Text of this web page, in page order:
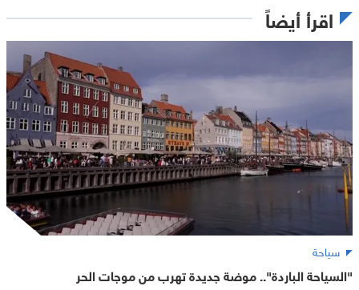
اقرأ أيضاً
سياحة
"السياحة الباردة".. موضة جديدة تهرب من موجات الحر